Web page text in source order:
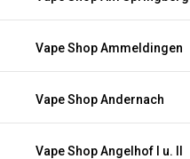
Vape Shop Ammeldingen
Vape Shop Andernach
Vape Shop Angelhof I u. II